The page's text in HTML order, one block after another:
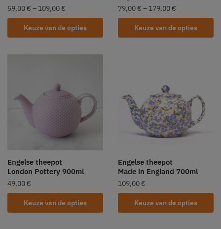
59,00 € – 109,00 €
Keuze van de opties
79,00 € – 179,00 €
Keuze van de opties
Engelse theepot
London Pottery 900ml
49,00 €
Keuze van de opties
Engelse theepot
Made in England 700ml
109,00 €
Keuze van de opties